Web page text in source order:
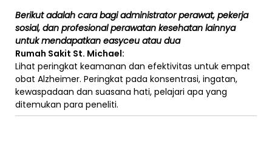
Berikut adalah cara bagi administrator perawat, pekerja
sosial, dan profesional perawatan kesehatan lainnya
untuk mendapatkan easyceu atau dua
Rumah Sakit St. Michael:
Lihat peringkat keamanan dan efektivitas untuk empat
obat Alzheimer. Peringkat pada konsentrasi, ingatan,
kewaspadaan dan suasana hati, pelajari apa yang
ditemukan para peneliti.